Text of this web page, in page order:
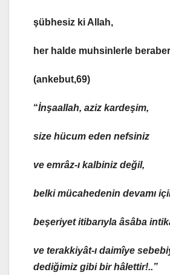
şübhesiz ki Allah,
her halde muhsinlerle
(ankebut,69)
“İnşaallah, aziz kardeşim,
size hücum eden nefsiniz
ve emrâz-ı kalbiniz değil,
belki mücahedenin devamı
beşeriyet itibarıyla âsâba
ve terakkiyât-ı daimîye
dediğimiz gibi bir hâlettir!..”